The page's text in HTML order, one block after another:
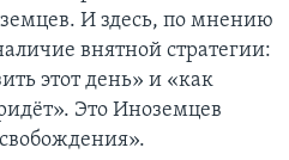
И здесь, по мнению
внятной стратегии:
этот день» и «как
Это Иноземцев